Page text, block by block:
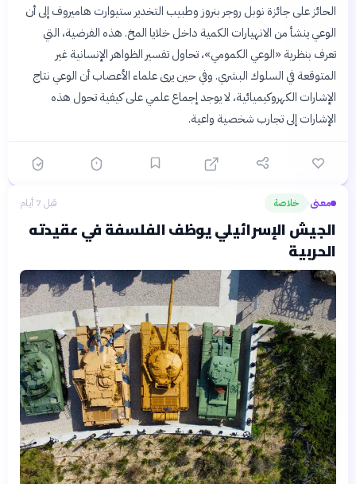
الحائز على جائزة نوبل روجر بنروز وطبيب التخدير ستيوارت هاميروف إلى أن
الوعي ينشأ من الانهيارات الكمية داخل خلايا المخ. هذه الفرضية، التي
تعرف بنظرية «الوعي الكمومي»، تحاول تفسير الظواهر الإنسانية غير
المتوقعة في السلوك البشري. وفي حين يرى علماء الأعصاب أن الوعي نتاج
الإشارات الكهروكيميائية، لا يوجد إجماع علمي على كيفية تحول هذه
الإشارات إلى تجارب شخصية واعية.
معنى› خلاصة قبل 7 أيام
الجيش الإسرائيلي يوظف الفلسفة في عقيدته
الحربية